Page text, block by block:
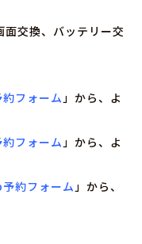
交換、バッテリー交
フォーム」から、よ
フォーム」から、よ
約フォーム」から、